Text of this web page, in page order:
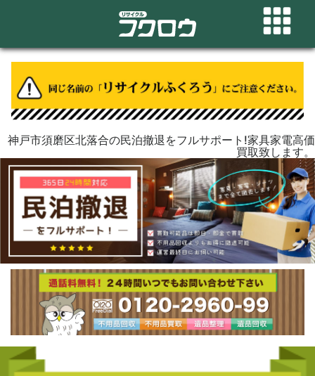
神戸市須磨区北落合の民泊撤退をフルサポート!家具家電高価
買取致します。